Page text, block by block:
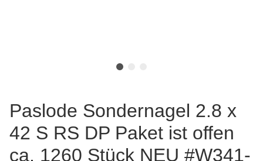
Paslode Sondernagel 2.8 x
42 S RS DP Paket ist offen
ca. 1260 Stück NEU #W341-